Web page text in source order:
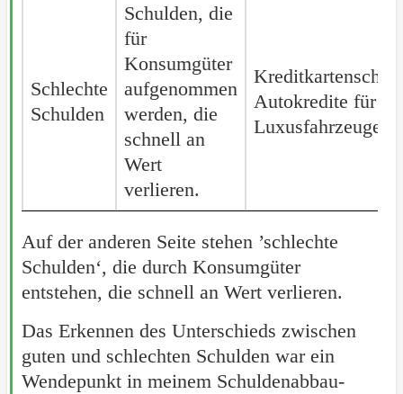
Schlechte
Schulden
Schulden, die
für
Konsumgüter
aufgenommen
werden, die
schnell an
Wert
verlieren.
Autokredite für
Luxusfahrzeuge
Schlechte
Schulden
Auf der anderen Seite stehen ’schlechte
Schulden‘, die durch Konsumgüter
entstehen, die schnell an Wert verlieren.
Das Erkennen des Unterschieds zwischen
guten und schlechten Schulden war ein
Wendepunkt in meinem Schuldenabbau-